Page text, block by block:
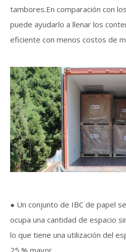
tambores.En comparación con
puede ayudarlo a llenar los
eficiente con menos costos de
● Un conjunto de IBC de papel
ocupa una cantidad de espacio
lo que tiene una utilización del